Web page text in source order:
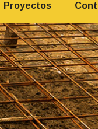
Proyectos